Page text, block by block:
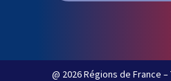
@ 2026 Régions de France